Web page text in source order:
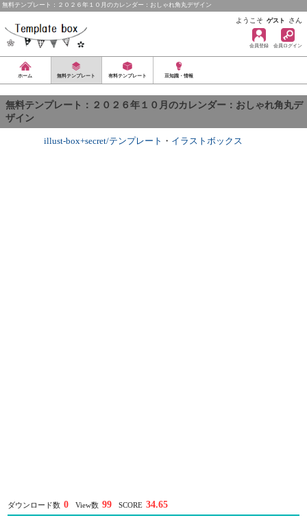
無料テンプレート：２０２６年１０月のカレンダー：おしゃれ角丸デザイン
ようこそ ゲスト さん
会員登録 会員ログイン
ホーム 無料テンプレート 有料テンプレート 豆知識・情報
無料テンプレート：２０２６年１０月のカレンダー：おしゃれ角丸デ
ザイン
illust-box+secret/テンプレート ・ イラストボックス
ダウンロード数 0 View数 99 SCORE 34.65